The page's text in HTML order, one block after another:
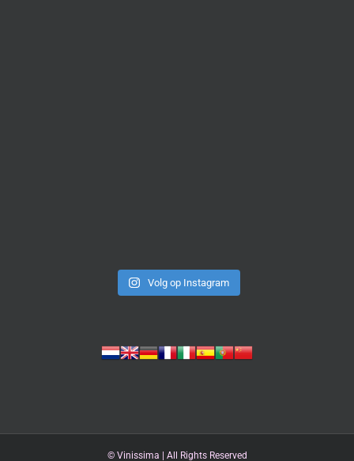
Volg op Instagram
© Vinissima | All Rights Reserved